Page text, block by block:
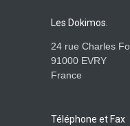
Les Dokimos.
24 rue Charles
91000 EVRY
France
Téléphone et Fax